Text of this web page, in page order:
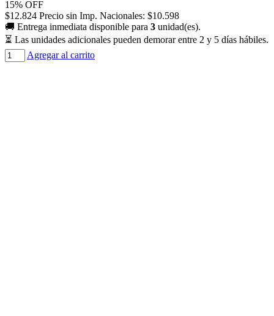
15% OFF
$12.824 Precio sin Imp. Nacionales: $10.598
🚚 Entrega inmediata disponible para 3 unidad(es).
⏳ Las unidades adicionales pueden demorar entre 2 y 5 días hábiles.
CantidadAgregar al carrito